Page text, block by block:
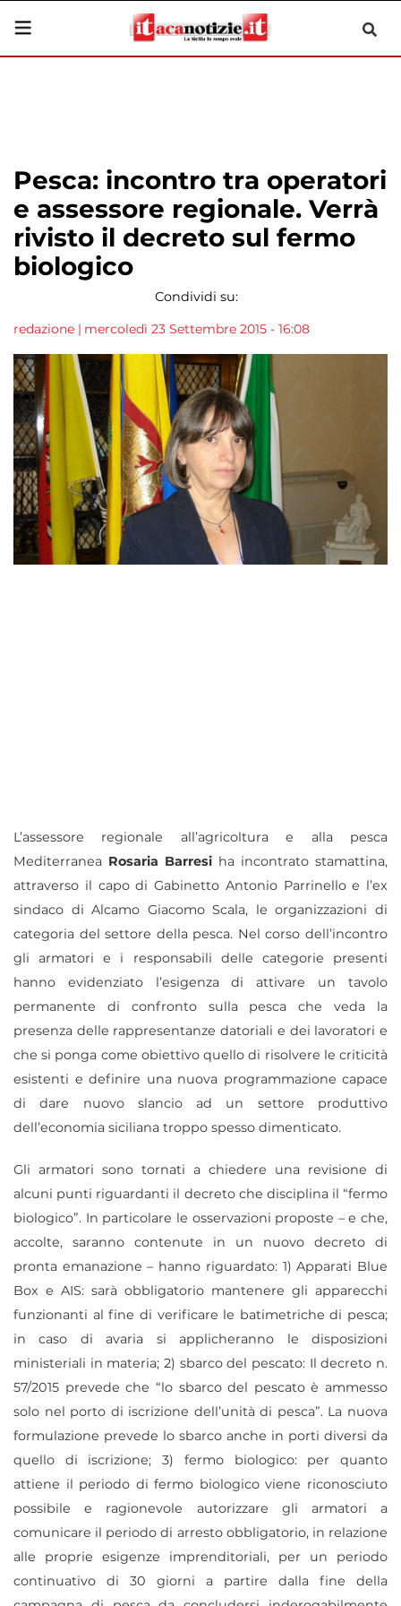
Pesca: incontro tra operatori
e assessore regionale. Verrà
rivisto il decreto sul fermo
biologico
Condividi su:
redazione | mercoledì 23 Settembre 2015 - 16:08
L’assessore regionale all’agricoltura e alla pesca
Mediterranea Rosaria Barresi ha incontrato stamattina,
attraverso il capo di Gabinetto Antonio Parrinello e l’ex
sindaco di Alcamo Giacomo Scala, le organizzazioni di
categoria del settore della pesca. Nel corso dell’incontro
gli armatori e i responsabili delle categorie presenti
hanno evidenziato l’esigenza di attivare un tavolo
permanente di confronto sulla pesca che veda la
presenza delle rappresentanze datoriali e dei lavoratori e
che si ponga come obiettivo quello di risolvere le criticità
esistenti e definire una nuova programmazione capace
di dare nuovo slancio ad un settore produttivo
dell’economia siciliana troppo spesso dimenticato.
Gli armatori sono tornati a chiedere una revisione di
alcuni punti riguardanti il decreto che disciplina il “fermo
biologico”. In particolare le osservazioni proposte – e che,
accolte, saranno contenute in un nuovo decreto di
pronta emanazione – hanno riguardato: 1) Apparati Blue
Box e AIS: sarà obbligatorio mantenere gli apparecchi
funzionanti al fine di verificare le batimetriche di pesca;
in caso di avaria si applicheranno le disposizioni
ministeriali in materia; 2) sbarco del pescato: Il decreto n.
57/2015 prevede che “lo sbarco del pescato è ammesso
solo nel porto di iscrizione dell’unità di pesca”. La nuova
formulazione prevede lo sbarco anche in porti diversi da
quello di iscrizione; 3) fermo biologico: per quanto
attiene il periodo di fermo biologico viene riconosciuto
possibile e ragionevole autorizzare gli armatori a
comunicare il periodo di arresto obbligatorio, in relazione
alle proprie esigenze imprenditoriali, per un periodo
continuativo di 30 giorni a partire dalla fine della